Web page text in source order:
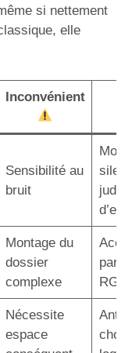
si nettement
elle
Inconvénient
Sensibilité au
bruit
Montage du
dossier
complexe
par
RGE
Nécessite
espace